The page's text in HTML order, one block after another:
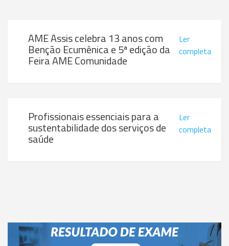
AME Assis celebra 13 anos com
Benção Ecumênica e 5ª edição da
Feira AME Comunidade
Ler
completa
Profissionais essenciais para a
sustentabilidade dos serviços de
saúde
Ler
completa